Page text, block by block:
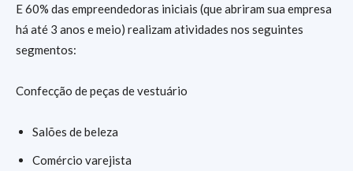
E 60% das empreendedoras iniciais (que abriram sua empresa
há até 3 anos e meio) realizam atividades nos seguintes
segmentos:
Confecção de peças de vestuário
Salões de beleza
Comércio varejista